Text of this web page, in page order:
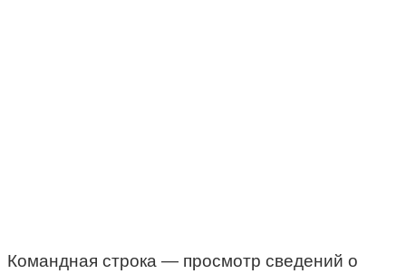
Командная строка — просмотр сведений о